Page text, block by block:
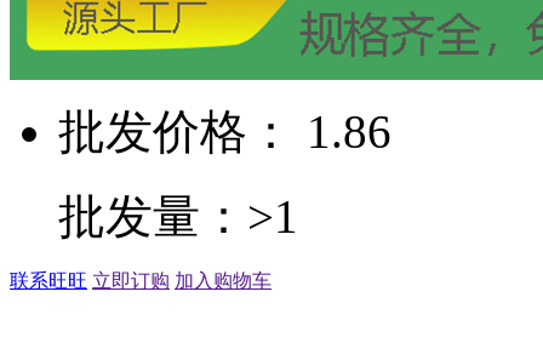
批发价格： 1.86
批发量：>1
联系旺旺 立即订购 加入购物车